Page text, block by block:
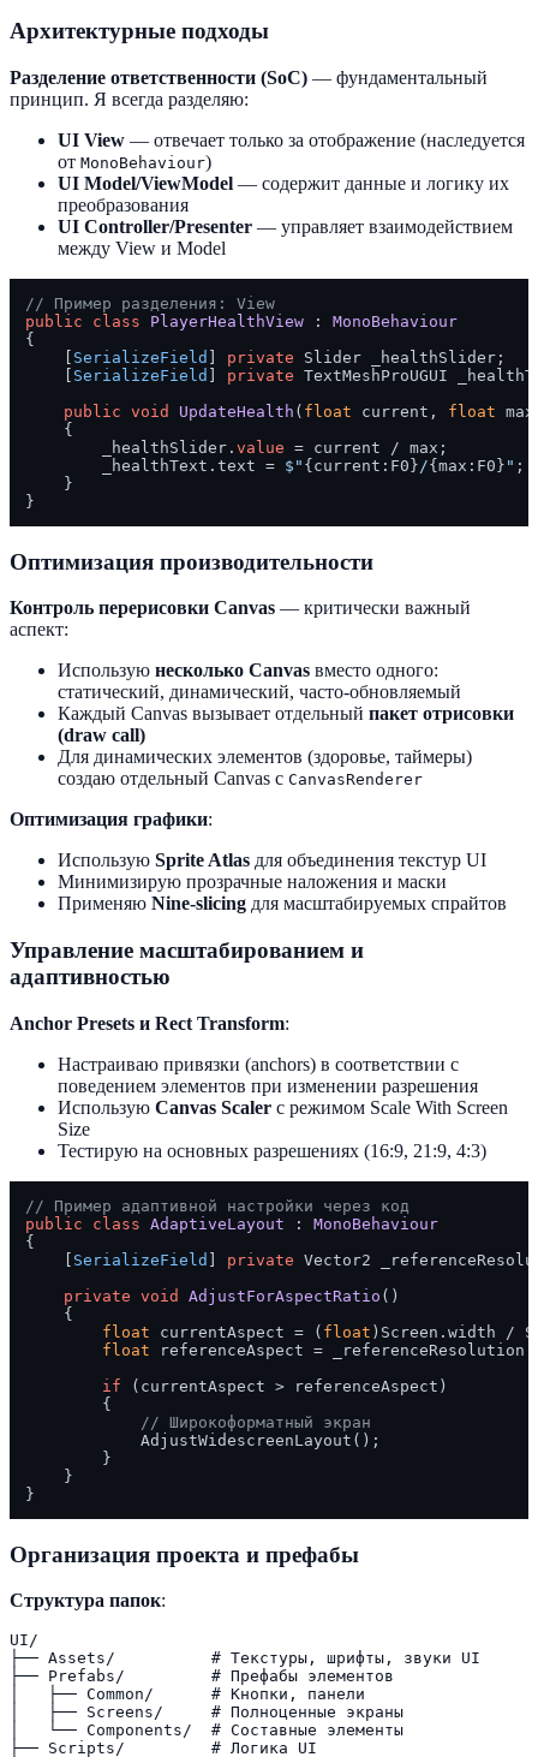
Архитектурные подходы
Разделение ответственности (SoC) — фундаментальный
принцип. Я всегда разделяю:
UI View — отвечает только за отображение (наследуется
от MonoBehaviour)
UI Model/ViewModel — содержит данные и логику их
преобразования
UI Controller/Presenter — управляет взаимодействием
между View и Model
// Пример разделения: View
public
class PlayerHealthView : MonoBehaviour
{
SerializeField private Slider _healthSlider;
SerializeField private TextMeshProUGUI
public void UpdateHealth ( float current, float max
    {
        _healthSlider.
value = current / max;
        _healthText.text =
$" {current:F0} /{max:F0} " ;
    }
Оптимизация производительности
Контроль перерисовки Canvas — критически важный
аспект:
Использую несколько Canvas вместо одного:
статический, динамический, часто-обновляемый
Каждый Canvas вызывает отдельный пакет отрисовки
(draw call)
Для динамических элементов (здоровье, таймеры)
создаю отдельный Canvas с CanvasRenderer
Оптимизация графики:
Использую Sprite Atlas для объединения текстур UI
Минимизирую прозрачные наложения и маски
Применяю Nine-slicing для масштабируемых спрайтов
Управление масштабированием и
адаптивностью
Anchor Presets и Rect Transform:
Настраиваю привязки (anchors) в соответствии с
поведением элементов при изменении разрешения
Использую Canvas Scaler с режимом Scale With Screen
Size
Тестирую на основных разрешениях (16:9, 21:9, 4:3)
// Пример адаптивной настройки через код
public
class AdaptiveLayout : MonoBehaviour
{
SerializeField private Vector2
private void AdjustForAspectRatio ()
    {
float currentAspect = ( float )Screen.width /
float referenceAspect =
if (currentAspect > referenceAspect)
        {
// Широкоформатный экран
            AdjustWidescreenLayout();
        }
    }
Организация проекта и префабы
Структура папок:
UI/
├── Assets/          # Текстуры, шрифты, звуки UI
├── Prefabs/         # Префабы элементов
│   ├── Common/      # Кнопки, панели
│   ├── Screens/     # Полноценные экраны
│   └── Components/  # Составные элементы
├── Scripts/         # Логика UI